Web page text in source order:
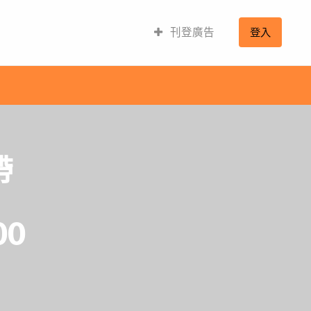
刊登廣告 登入